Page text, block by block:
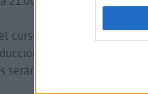
curso, los participantes
agraria, gestión de
serán impartidos por un